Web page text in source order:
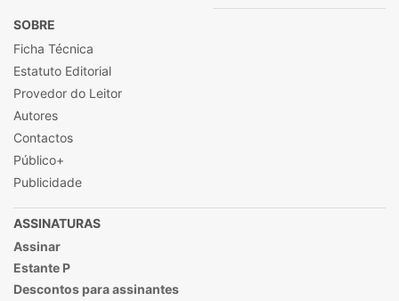
SOBRE
Ficha Técnica
Estatuto Editorial
Provedor do Leitor
Autores
Contactos
Público+
Publicidade
ASSINATURAS
Assinar
Estante P
Descontos para assinantes